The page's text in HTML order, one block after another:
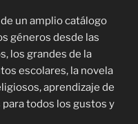
un amplio catálogo
géneros desde las
los grandes de la
escolares, la novela
aprendizaje de
todos los gustos y